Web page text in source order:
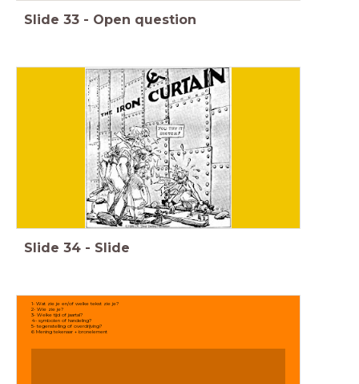
Slide 33 - Open question
Slide 34 - Slide
1- Wat zie je en/of welke tekst zie je?
2- Wie zie je?
3- Welke tijd of jaartal?
4- symbolen of handeling?
5- tegenstelling of overdrijving?
6 Mening tekenaar + bronelement